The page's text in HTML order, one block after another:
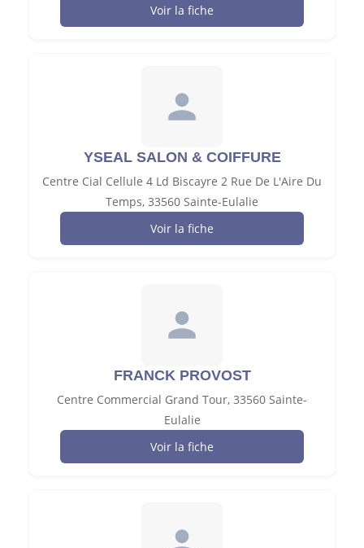
Voir la fiche
YSEAL SALON & COIFFURE
Centre Cial Cellule 4 Ld Biscayre 2 Rue De L'Aire Du
Temps, 33560 Sainte-Eulalie
Voir la fiche
FRANCK PROVOST
Centre Commercial Grand Tour, 33560 Sainte-
Eulalie
Voir la fiche